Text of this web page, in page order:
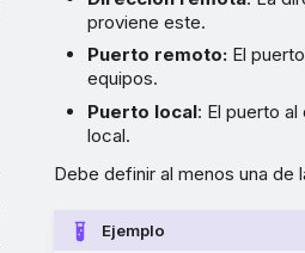
proviene este.
Puerto remoto: El
equipos.
Puerto local: El puerto
local.
Debe definir al menos una
Ejemplo